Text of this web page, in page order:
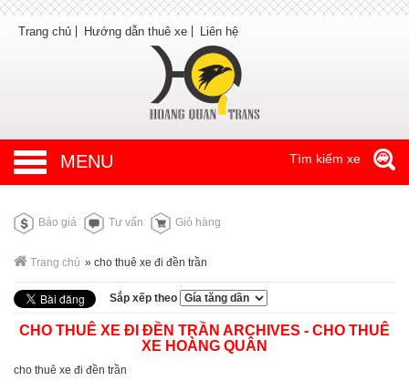
Trang chủ Hướng dẫn thuê xe Liên hệ
MENU Tìm kiếm xe
Báo giá Tư vấn Giỏ hàng
Trang chủ » cho thuê xe đi đền trần
Sắp xếp theo
CHO THUÊ XE ĐI ĐỀN TRẦN ARCHIVES - CHO THUÊ
XE HOÀNG QUÂN
cho thuê xe đi đền trần